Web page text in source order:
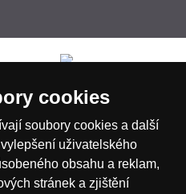
België
cookies
soubory cookies a další
uživatelského
obsahu a reklam,
stránek a zjištění